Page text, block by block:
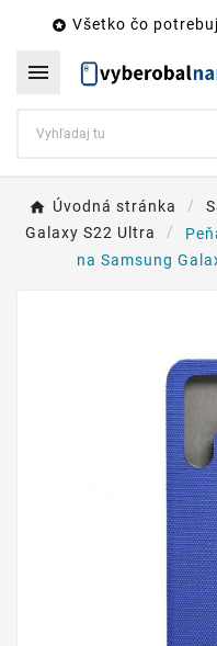
 Všetko čo

Úvodná stránka
Galaxy S22 Ultra
na Samsung